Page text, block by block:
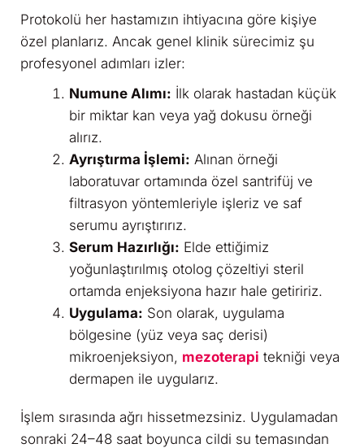
Protokolü her hastamızın ihtiyacına göre kişiye
özel planlarız. Ancak genel klinik sürecimiz şu
profesyonel adımları izler:
Numune Alımı: İlk olarak hastadan küçük
bir miktar kan veya yağ dokusu örneği
alırız.
Ayrıştırma İşlemi: Alınan örneği
laboratuvar ortamında özel santrifüj ve
filtrasyon yöntemleriyle işleriz ve saf
serumu ayrıştırırız.
Serum Hazırlığı: Elde ettiğimiz
yoğunlaştırılmış otolog çözeltiyi steril
ortamda enjeksiyona hazır hale getiririz.
Uygulama: Son olarak, uygulama
bölgesine (yüz veya saç derisi)
mikroenjeksiyon, mezoterapi tekniği veya
dermapen ile uygularız.
İşlem sırasında ağrı hissetmezsiniz. Uygulamadan
sonraki 24–48 saat boyunca cildi su temasından